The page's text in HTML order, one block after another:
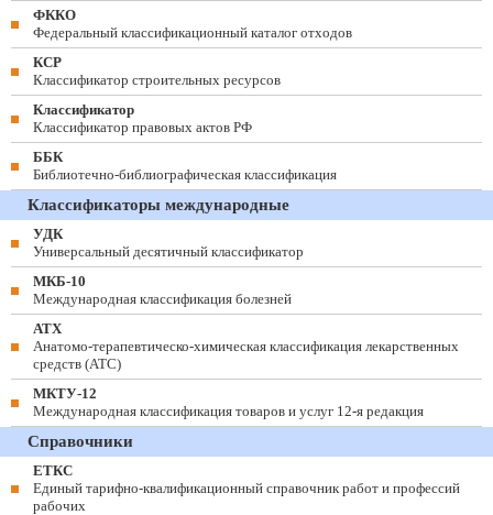
ФККО
Федеральный классификационный каталог отходов
КСР
Классификатор строительных ресурсов
Классификатор
Классификатор правовых актов РФ
ББК
Библиотечно-библиографическая классификация
Классификаторы международные
УДК
Универсальный десятичный классификатор
МКБ-10
Международная классификация болезней
АТХ
Анатомо-терапевтическо-химическая классификация лекарственных
средств (ATC)
МКТУ-12
Международная классификация товаров и услуг 12-я редакция
Справочники
ЕТКС
Единый тарифно-квалификационный справочник работ и профессий
рабочих